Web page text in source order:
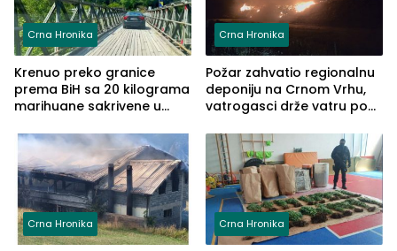
Crna Hronika
Krenuo preko granice
prema BiH sa 20 kilograma
marihuane sakrivene u
Crna Hronika
Požar zahvatio regionalnu
deponiju na Crnom Vrhu,
vatrogasci drže vatru pod
Crna Hronika Crna Hronika